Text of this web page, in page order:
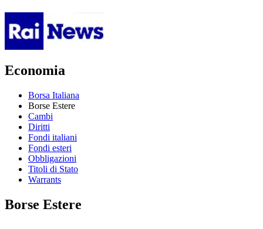
Economia
Borsa Italiana
Borse Estere
Cambi
Diritti
Fondi italiani
Fondi esteri
Obbligazioni
Titoli di Stato
Warrants
Borse Estere